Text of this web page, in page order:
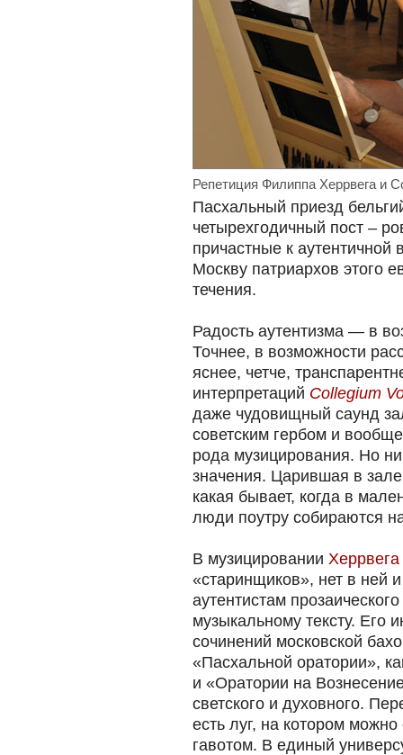
Репетиция Филиппа Херрвега и
Пасхальный приезд
четырехгодичный пост –
причастные к
Москву патриархов этого
течения.
Радость аутентизма — в
Точнее, в возможности
яснее, четче,
интерпретаций Collegium
даже чудовищный саунд
советским гербом и
рода музицирования. Но
значения. Царившая в
какая бывает, когда в
люди поутру собираются
В музицировании Херрвега
«старинщиков», нет в ней
аутентистам
музыкальному тексту. Его
сочинений московской
«Пасхальной оратории»,
и «Оратории на
светского и духовного.
есть луг, на котором
гавотом. В единый